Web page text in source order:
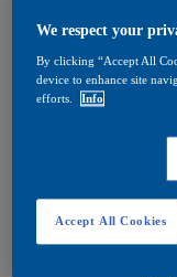
Produits
En
Quick
We respect your
By clicking “Accept All
device to enhance site
efforts.
Info
Accept All Cookies